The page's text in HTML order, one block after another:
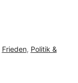
Frieden, Politik &